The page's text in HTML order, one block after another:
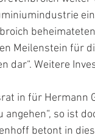
Meilenstein für
dar“. Weitere
in für Hermann
so ist
betont in